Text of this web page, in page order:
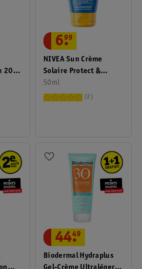
20
NIVEA Sun Crème
Solaire Protect &
Hydrate FPS30 Format
Voyage
50ml
6.
99
2
Biodermal Hydraplus
44.
49